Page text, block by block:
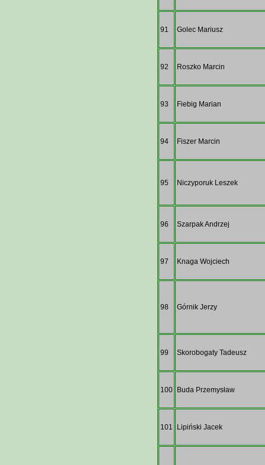
91 Golec Mariusz
92 Roszko Marcin
93 Fiebig Marian
94 Fiszer Marcin
95 Niczyporuk Leszek
96 Szarpak Andrzej
97 Knaga Wojciech
98 Górnik Jerzy
99 Skorobogaty Tadeusz
100 Buda Przemysław
101 Lipiński Jacek